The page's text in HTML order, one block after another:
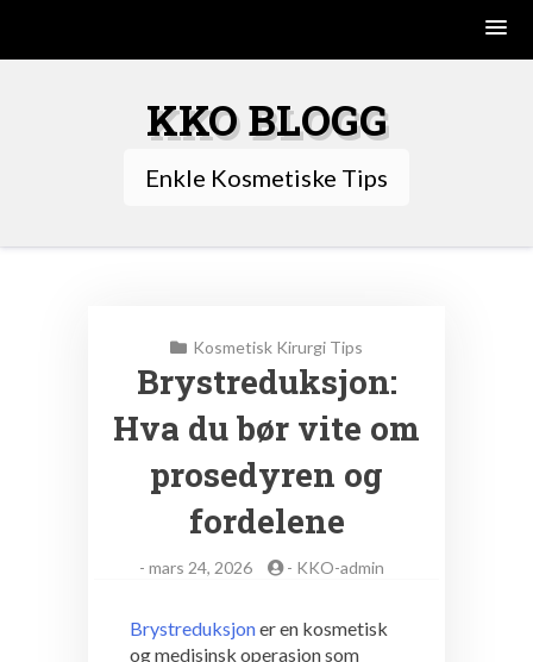
KKO BLOGG
Enkle Kosmetiske Tips
Kosmetisk Kirurgi Tips
Brystreduksjon:
Hva du bør vite om
prosedyren og
fordelene
- mars 24, 2026 - KKO-admin
Brystreduksjoner en kosmetisk
og medisinsk operasjon som